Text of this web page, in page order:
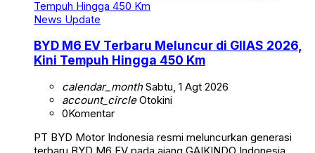
News Update
BYD M6 EV Terbaru Meluncur di GIIAS 2026,
Kini Tempuh Hingga 450 Km
calendar_monthSabtu, 1 Agt 2026
account_circleOtokini
0Komentar
PT BYD Motor Indonesia resmi meluncurkan generasi
terbaru BYD M6 EV pada ajang GAIKINDO Indonesia